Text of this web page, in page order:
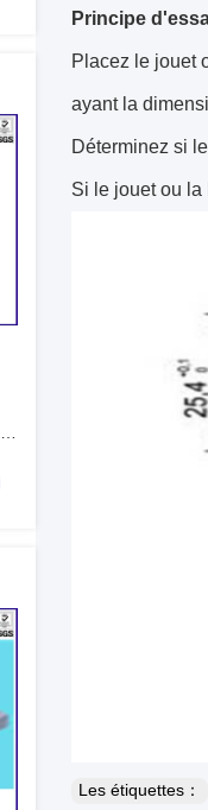
Principe
Placez le jouet
ayant la
Déterminez si
Si le jouet ou la
Les étiquettes：